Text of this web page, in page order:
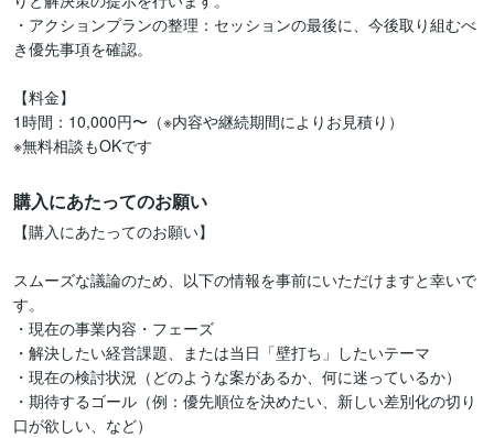
・アクションプランの整理：セッションの最後に、今後取り組むべ
き優先事項を確認。
【料金】
1時間：10,000円〜（※内容や継続期間によりお見積り）
購入にあたってのお願い
【購入にあたってのお願い】
スムーズな議論のため、以下の情報を事前にいただけますと幸いで
す。
・現在の事業内容・フェーズ
・解決したい経営課題、または当日「壁打ち」したいテーマ
・現在の検討状況（どのような案があるか、何に迷っているか）
・期待するゴール（例：優先順位を決めたい、新しい差別化の切り
口が欲しい、など）